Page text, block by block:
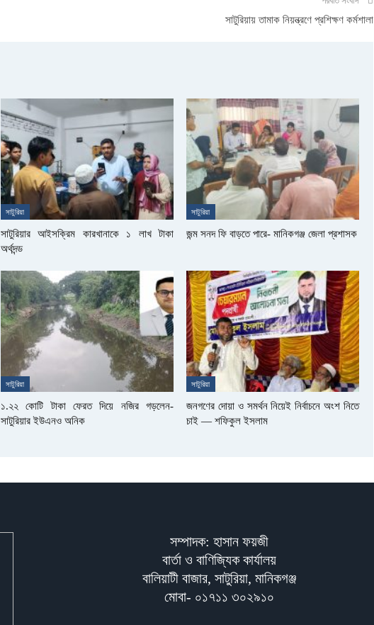
সাটুরিয়ায় তামাক নিয়ন্ত্রণে প্রশিক্ষণ কর্মশালা
সাটুরিয়া
সাটুরিয়ার আইসক্রিম কারখানাকে ১ লাখ টাকা
অর্থদন্ড
সাটুরিয়া
জন্ম সনদ ফি বাড়তে পারে- মানিকগঞ্জ জেলা প্রশাসক
সাটুরিয়া
১.২২ কোটি টাকা ফেরত দিয়ে নজির গড়লেন-
সাটুরিয়ার ইউএনও অনিক
সাটুরিয়া
জনগণের দোয়া ও সমর্থন নিয়েই নির্বাচনে অংশ নিতে
চাই — শফিকুল ইসলাম
সম্পাদক: হাসান ফয়জী
বার্তা ও বাণিজ্যিক কার্যালয়
বালিয়াটী বাজার, সাটুরিয়া, মানিকগঞ্জ
মোবা- ০১৭১১ ৩০২৯১০